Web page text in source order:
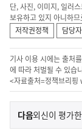
단, 사진, 이미지, 일러
보유하고 있지 아니하
저작권정책
담당
기사 이용 시에는 출처
에 따라 처벌될 수 있습
<자료출처=정책브리핑
이
전
다음기